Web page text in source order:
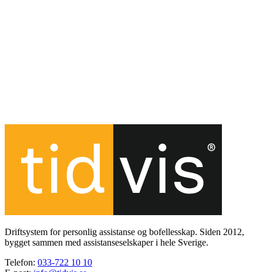
Driftsystem for personlig assistanse og bofellesskap. Siden 2012,
bygget sammen med assistanseselskaper i hele Sverige.
Telefon: 033-722 10 10